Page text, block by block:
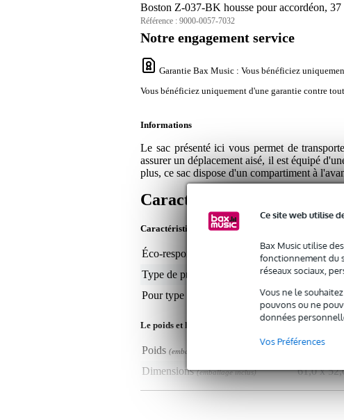
Ce site web utilise
Bax Music utilise
fonctionnement du
réseaux sociaux,
Vous ne le
pouvons ou ne
données
Vos Préférences
Boston Z-037-BK housse pour accordéon, 37
Référence : 9000-0057-7032
Notre engagement service
Garantie Bax Music : Vous bénéficiez
Vous bénéficiez uniquement d'une garantie contre
Informations
Le sac présenté ici vous permet de
assurer un déplacement aisé, il est équipé
plus, ce sac dispose d'un compartiment à
Caractéristiques
Caractéristiques du produit
Éco-responsabilité du produit
non
Type de protection
sac
Pour type d'accordéon
37
Le poids et les dimensions sont indiqués avec
Poids (emballage inclus)
Dimensions(emballage inclus) 61,0 x